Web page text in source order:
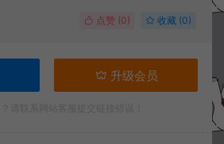
点赞 (0) 收藏 (0)
升级会员